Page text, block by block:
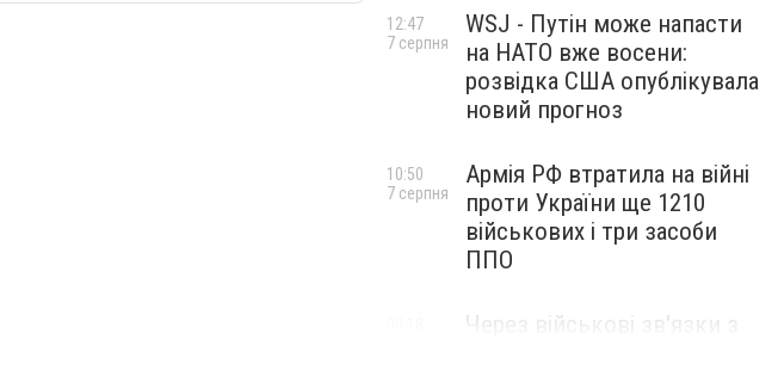
WSJ - Путін може напасти
на НАТО вже восени:
розвідка США опублікувала
новий прогноз
12:47
7 серпня
Армія РФ втратила на війні
проти України ще 1210
військових і три засоби
ППО
10:50
7 серпня
Через військові зв'язки з